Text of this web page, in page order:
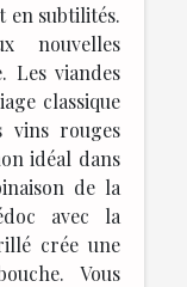
en subtilités.
nouvelles
Les viandes
classique
vins rouges
idéal dans
de la
avec la
crée une
Vous